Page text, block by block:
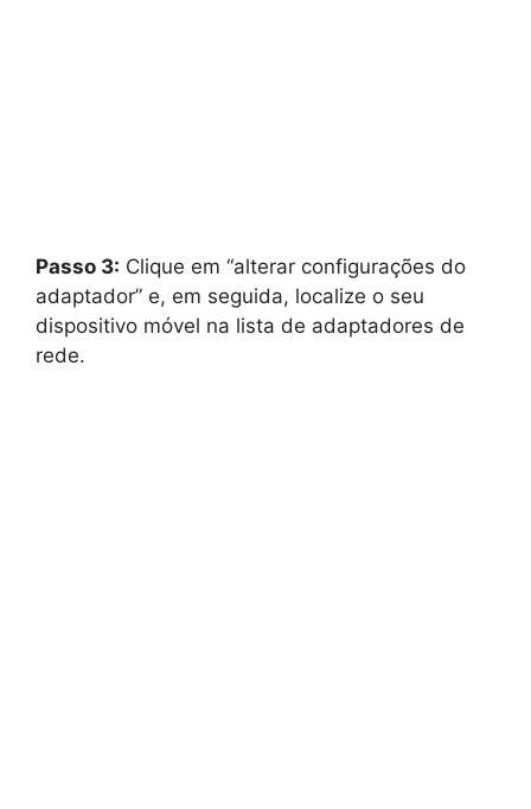
Passo 3: Clique em “alterar configurações do
adaptador” e, em seguida, localize o seu
dispositivo móvel na lista de adaptadores de
rede.